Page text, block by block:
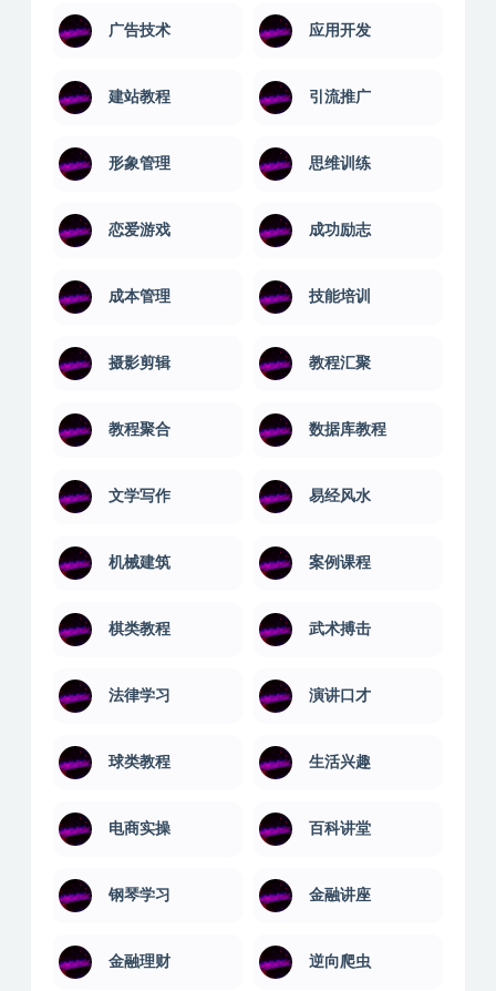
广告技术 应用开发
建站教程 引流推广
形象管理 思维训练
恋爱游戏 成功励志
成本管理 技能培训
摄影剪辑 教程汇聚
教程聚合 数据库教程
文学写作 易经风水
机械建筑 案例课程
棋类教程 武术搏击
法律学习 演讲口才
球类教程 生活兴趣
电商实操 百科讲堂
钢琴学习 金融讲座
金融理财 逆向爬虫